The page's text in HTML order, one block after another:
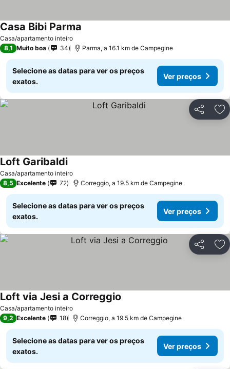
Casa/apartamento inteiro
Casa Bibi Parma
8,1 Muito boa 34 Parma, a 16.1 km de Campegine
Selecione as datas para ver os preços
exatos.
Ver preços
Partilhar
Casa/apartamento inteiro
Loft Garibaldi
8,5 Excelente 72 Correggio, a 19.5 km de Campegine
Selecione as datas para ver os preços
exatos.
Ver preços
Partilhar
Casa/apartamento inteiro
Loft via Jesi a Correggio
9,2 Excelente 18 Correggio, a 19.5 km de Campegine
Selecione as datas para ver os preços
exatos.
Ver preços